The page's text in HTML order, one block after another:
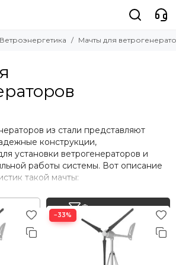
Ветроэнергетика Мачты для
из стали представляют
конструкции,
установки ветрогенераторов и
работы системы. Вот описание
такой мачты:
из стали зависит от множества
мощность ветрогенератора,
и высоты припятсивий. Она
от шести метров до десятков
Фильтр товаров
−33%